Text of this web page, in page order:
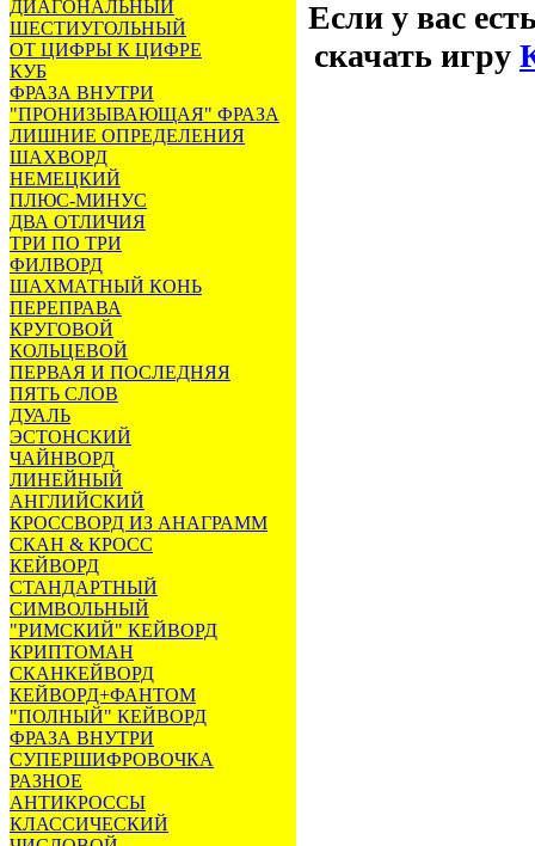
ДИАГОНАЛЬНЫЙ
ШЕСТИУГОЛЬНЫЙ
ОТ ЦИФРЫ К ЦИФРЕ
КУБ
ФРАЗА ВНУТРИ
"ПРОНИЗЫВАЮЩАЯ" ФРАЗА
ЛИШНИЕ ОПРЕДЕЛЕНИЯ
ШАХВОРД
НЕМЕЦКИЙ
ПЛЮС-МИНУС
ДВА ОТЛИЧИЯ
ТРИ ПО ТРИ
ФИЛВОРД
ШАХМАТНЫЙ КОНЬ
ПЕРЕПРАВА
КРУГОВОЙ
КОЛЬЦЕВОЙ
ПЕРВАЯ И ПОСЛЕДНЯЯ
ПЯТЬ СЛОВ
ДУАЛЬ
ЭСТОНСКИЙ
ЧАЙНВОРД
ЛИНЕЙНЫЙ
АНГЛИЙСКИЙ
КРОССВОРД ИЗ АНАГРАММ
СКАН & КРОСС
КЕЙВОРД
СТАНДАРТНЫЙ
СИМВОЛЬНЫЙ
"РИМСКИЙ" КЕЙВОРД
КРИПТОМАН
СКАНКЕЙВОРД
КЕЙВОРД+ФАНТОМ
"ПОЛНЫЙ" КЕЙВОРД
ФРАЗА ВНУТРИ
СУПЕРШИФРОВОЧКА
РАЗНОЕ
АНТИКРОССЫ
КЛАССИЧЕСКИЙ
Если у вас
скачать игру